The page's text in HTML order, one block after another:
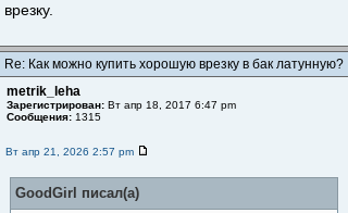
врезку.
Re: Как можно купить хорошую врезку в бак латунную?
metrik_leha
Зарегистрирован: Вт апр 18, 2017 6:47 pm
Сообщения: 1315
Вт апр 21, 2026 2:57 pm
GoodGirl писал(а)